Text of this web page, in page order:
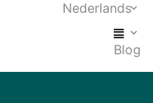
Nederlands
Blog